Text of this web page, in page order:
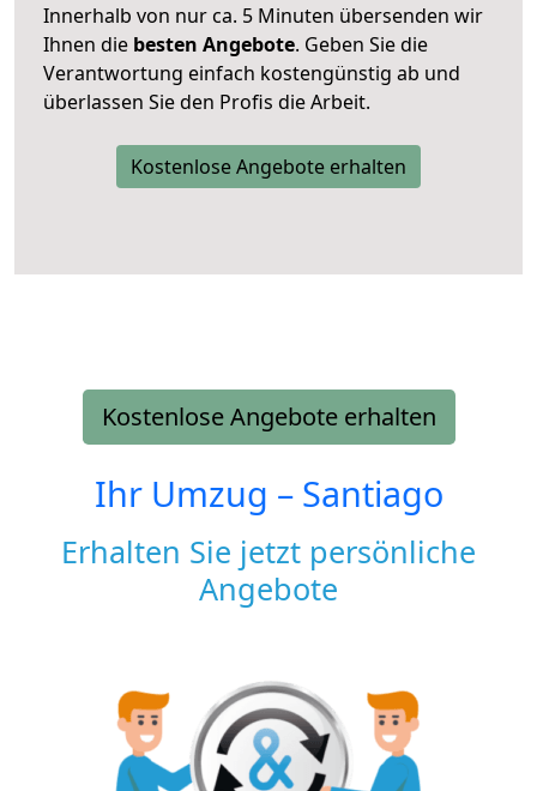
Innerhalb von nur ca. 5 Minuten übersenden wir
Ihnen die besten Angebote. Geben Sie die
Verantwortung einfach kostengünstig ab und
überlassen Sie den Profis die Arbeit.
Kostenlose Angebote erhalten
Kostenlose Angebote erhalten
Ihr Umzug – Santiago
Erhalten Sie jetzt persönliche
Angebote